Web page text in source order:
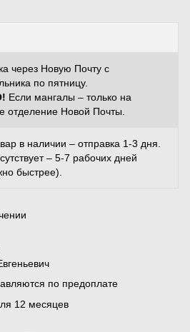
через Новую Почту с
по пятницу.
Если мангалы – только на
отделение Новой Почты.
в наличии – отправка 1-3 дня.
– 5-7 рабочих дней
быстрее).
по предоплате
12 месяцев